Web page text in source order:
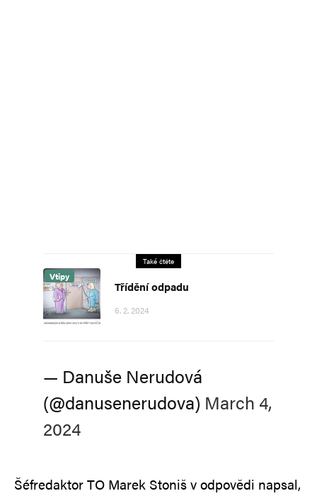
Také čtěte
Vtipy
Třídění odpadu
6. 2. 2024
— Danuše Nerudová
(@danusenerudova) March 4,
2024
Šéfredaktor TO Marek Stoniš v odpovědi napsal,